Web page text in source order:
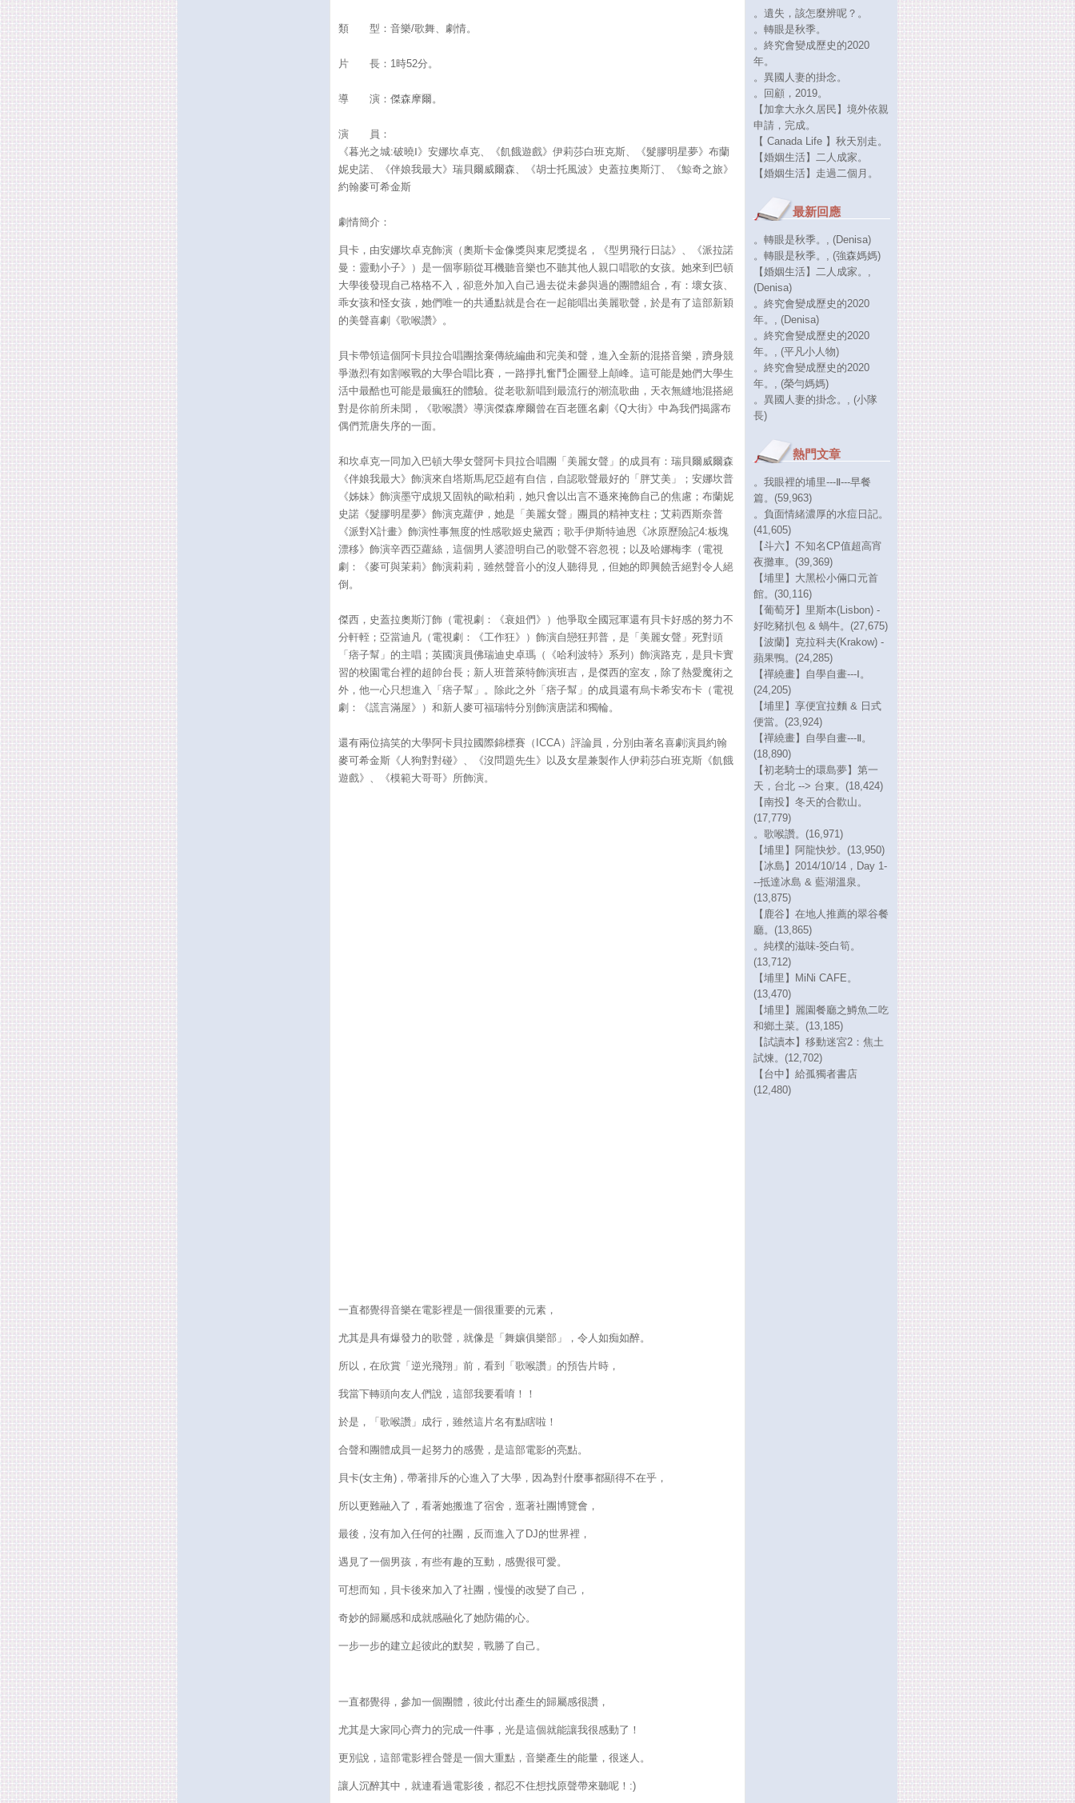
類 型：音樂/歌舞、劇情。
片 長：1時52分。
導 演：傑森摩爾。
演 員：
《暮光之城:破曉Ⅰ》安娜坎卓克、《飢餓遊戲》伊莉莎白班克斯、《髮膠明星夢》布蘭
妮史諾、《伴娘我最大》瑞貝爾威爾森、《胡士托風波》史蓋拉奧斯汀、《鯨奇之旅》
約翰麥可希金斯
劇情簡介：
貝卡，由安娜坎卓克飾演（奧斯卡金像獎與東尼獎提名，《型男飛行日誌》、《派拉諾
曼：靈動小子》）是一個寧願從耳機聽音樂也不聽其他人親口唱歌的女孩。她來到巴頓
大學後發現自己格格不入，卻意外加入自己過去從未參與過的團體組合，有：壞女孩、
乖女孩和怪女孩，她們唯一的共通點就是合在一起能唱出美麗歌聲，於是有了這部新穎
的美聲喜劇《歌喉讚》。
貝卡帶領這個阿卡貝拉合唱團捨棄傳統編曲和完美和聲，進入全新的混搭音樂，躋身競
爭激烈有如割喉戰的大學合唱比賽，一路掙扎奮鬥企圖登上顛峰。這可能是她們大學生
活中最酷也可能是最瘋狂的體驗。從老歌新唱到最流行的潮流歌曲，天衣無縫地混搭絕
對是你前所未聞，《歌喉讚》導演傑森摩爾曾在百老匯名劇《Q大街》中為我們揭露布
偶們荒唐失序的一面。
和坎卓克一同加入巴頓大學女聲阿卡貝拉合唱團「美麗女聲」的成員有：瑞貝爾威爾森
《伴娘我最大》飾演來自塔斯馬尼亞超有自信，自認歌聲最好的「胖艾美」；安娜坎普
《姊妹》飾演墨守成規又固執的歐柏莉，她只會以出言不遜來掩飾自己的焦慮；布蘭妮
史諾《髮膠明星夢》飾演克蘿伊，她是「美麗女聲」團員的精神支柱；艾莉西斯奈普
《派對X計畫》飾演性事無度的性感歌姬史黛西；歌手伊斯特迪恩《冰原歷險記4:板塊
漂移》飾演辛西亞蘿絲，這個男人婆證明自己的歌聲不容忽視；以及哈娜梅李（電視
劇：《麥可與茉莉》飾演莉莉，雖然聲音小的沒人聽得見，但她的即興饒舌絕對令人絕
倒。
傑西，史蓋拉奧斯汀飾（電視劇：《衰姐們》）他爭取全國冠軍還有貝卡好感的努力不
分軒輊；亞當迪凡（電視劇：《工作狂》）飾演自戀狂邦普，是「美麗女聲」死對頭
「痞子幫」的主唱；英國演員佛瑞迪史卓瑪（《哈利波特》系列）飾演路克，是貝卡實
習的校園電台裡的超帥台長；新人班普萊特飾演班吉，是傑西的室友，除了熱愛魔術之
外，他一心只想進入「痞子幫」。除此之外「痞子幫」的成員還有烏卡希安布卡（電視
劇：《謊言滿屋》）和新人麥可福瑞特分別飾演唐諾和獨輪。
還有兩位搞笑的大學阿卡貝拉國際錦標賽（ICCA）評論員，分別由著名喜劇演員約翰
麥可希金斯《人狗對對碰》、《沒問題先生》以及女星兼製作人伊莉莎白班克斯《飢餓
遊戲》、《模範大哥哥》所飾演。
一直都覺得音樂在電影裡是一個很重要的元素，
尤其是具有爆發力的歌聲，就像是「舞孃俱樂部」，令人如痴如醉。
所以，在欣賞「逆光飛翔」前，看到「歌喉讚」的預告片時，
我當下轉頭向友人們說，這部我要看唷！！
於是，「歌喉讚」成行，雖然這片名有點瞎啦！
合聲和團體成員一起努力的感覺，是這部電影的亮點。
貝卡(女主角)，帶著排斥的心進入了大學，因為對什麼事都顯得不在乎，
所以更難融入了，看著她搬進了宿舍，逛著社團博覽會，
最後，沒有加入任何的社團，反而進入了DJ的世界裡，
遇見了一個男孩，有些有趣的互動，感覺很可愛。
可想而知，貝卡後來加入了社團，慢慢的改變了自己，
奇妙的歸屬感和成就感融化了她防備的心。
一步一步的建立起彼此的默契，戰勝了自己。
一直都覺得，參加一個團體，彼此付出產生的歸屬感很讚，
尤其是大家同心齊力的完成一件事，光是這個就能讓我很感動了！
更別說，這部電影裡合聲是一個大重點，音樂產生的能量，很迷人。
讓人沉醉其中，就連看過電影後，都忍不住想找原聲帶來聽呢！:)
。遺失，該怎麼辨呢？。
。轉眼是秋季。
。終究會變成歷史的2020
年。
。異國人妻的掛念。
。回顧，2019。
【加拿大永久居民】境外依親
申請，完成。
【 Canada Life 】秋天別走。
【婚姻生活】二人成家。
【婚姻生活】走過二個月。
最新回應
。轉眼是秋季。 , (Denisa)
。轉眼是秋季。 , (強森媽媽)
【婚姻生活】二人成家。 ,
(Denisa)
。終究會變成歷史的2020
年。 , (Denisa)
。終究會變成歷史的2020
年。 , (平凡小人物)
。終究會變成歷史的2020
年。 , (榮勻媽媽)
。異國人妻的掛念。 , (小隊
長)
熱門文章
。我眼裡的埔里---Ⅱ---早餐
篇。(59,963)
。負面情緒濃厚的水痘日記。
(41,605)
【斗六】不知名CP值超高宵
夜攤車。(39,369)
【埔里】大黑松小倆口元首
館。(30,116)
【葡萄牙】里斯本(Lisbon) -
好吃豬扒包 & 蝸牛。(27,675)
【波蘭】克拉科夫(Krakow) -
蘋果鴨。(24,285)
【禪繞畫】自學自畫---Ⅰ。
(24,205)
【埔里】享便宜拉麵 & 日式
便當。(23,924)
【禪繞畫】自學自畫---Ⅱ。
(18,890)
【初老騎士的環島夢】第一
天，台北 --> 台東。(18,424)
【南投】冬天的合歡山。
(17,779)
。歌喉讚。(16,971)
【埔里】阿龍快炒。(13,950)
【冰島】2014/10/14，Day 1-
--抵達冰島 & 藍湖溫泉。
(13,875)
【鹿谷】在地人推薦的翠谷餐
廳。(13,865)
。純樸的滋味-筊白筍。
(13,712)
【埔里】MiNi CAFE。
(13,470)
【埔里】麗園餐廳之鱒魚二吃
和鄉土菜。(13,185)
【試讀本】移動迷宮2：焦土
試煉。(12,702)
【台中】給孤獨者書店
(12,480)